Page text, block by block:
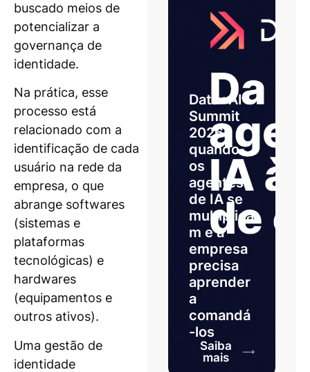
buscado meios de
potencializar a
governança de
identidade.
Na prática, esse
processo está
relacionado com a
identificação de cada
usuário na rede da
empresa, o que
abrange softwares
(sistemas e
plataformas
tecnológicas) e
hardwares
(equipamentos e
outros ativos).
Uma gestão de
identidade
Data+AI
Summit
2026:
quando
os
agentes
de IA se
multiplica
m e a
empresa
precisa
aprender
a
comandá
-los
Saiba
mais